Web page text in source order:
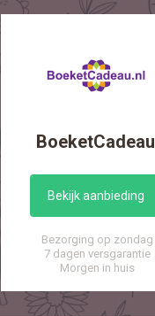
BoeketCadeau
Bekijk aanbieding
Bezorging op zondag
7 dagen versgarantie
Morgen in huis